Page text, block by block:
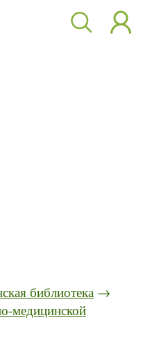
библиотека →
медицинской